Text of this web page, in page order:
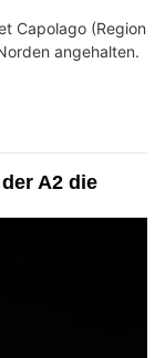
Capolago (Region
angehalten.
A2 die